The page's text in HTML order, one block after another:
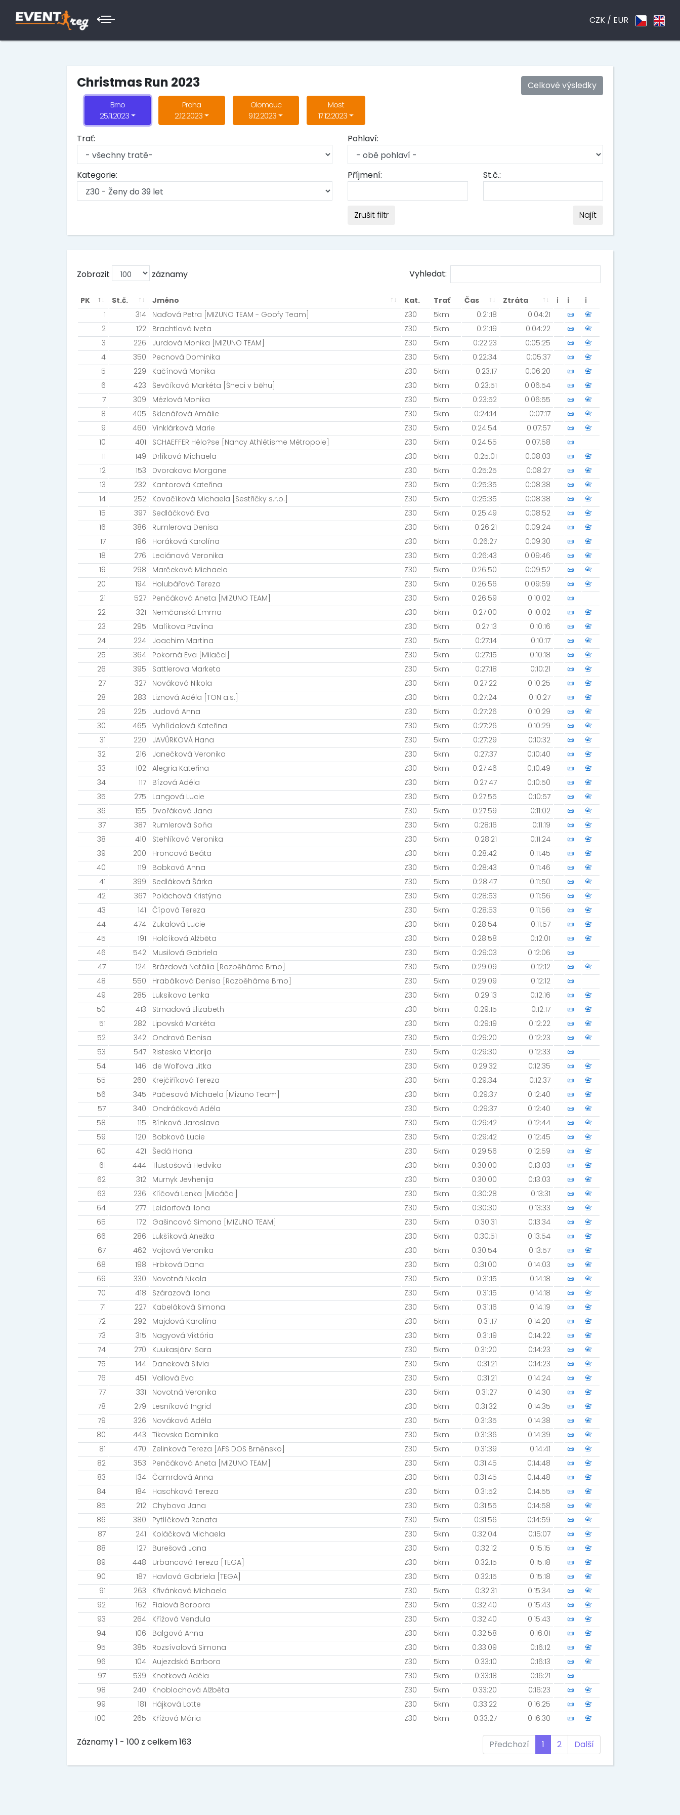
CZK / EUR
Celkové výsledky
Christmas Run 2023
Brno
25.11.2023
Praha
2.12.2023
Olomouc
9.12.2023
Most
17.12.2023
Trať: Pohlaví:
Kategorie: Příjmení: St.č.:
Zrušit filtr Najít
Zobrazit záznamy Vyhledat:
PK St.č. Jméno Kat. Trať Čas Ztráta ℹ ℹ
ℹ
1
314 Naďová Petra [MIZUNO TEAM - Goofy Team] Z30 5km 0:21:18 0:04:21 📜
📇
2
122 Brachtlová Iveta Z30 5km 0:21:19 0:04:22 📜
📇
3
226 Jurdová Monika [MIZUNO TEAM] Z30 5km 0:22:23 0:05:25 📜
📇
4
350 Pecnová Dominika Z30 5km 0:22:34 0:05:37 📜
📇
5
229 Kačínová Monika Z30 5km 0:23:17 0:06:20 📜
📇
6
423 Ševčíková Markéta [Šneci v běhu] Z30 5km 0:23:51 0:06:54 📜
📇
7
309 Mézlová Monika Z30 5km 0:23:52 0:06:55 📜
📇
8
405 Sklenářová Amálie Z30 5km 0:24:14 0:07:17 📜
📇
9
460 Vinklárková Marie Z30 5km 0:24:54 0:07:57 📜
📇
10
401 SCHAEFFER Hélo?se [Nancy Athlétisme Métropole] Z30 5km 0:24:55 0:07:58
📜
11
149 Drlíková Michaela Z30 5km 0:25:01 0:08:03 📜
📇
12
153 Dvorakova Morgane Z30 5km 0:25:25 0:08:27 📜
📇
13
232 Kantorová Kateřina Z30 5km 0:25:35 0:08:38 📜
📇
14
252 Kovačíková Michaela [Sestřičky s.r.o.] Z30 5km 0:25:35 0:08:38 📜
📇
15
397 Sedláčková Eva Z30 5km 0:25:49 0:08:52 📜
📇
16
386 Rumlerova Denisa Z30 5km 0:26:21 0:09:24 📜
📇
17
196 Horáková Karolína Z30 5km 0:26:27 0:09:30 📜
📇
18
276 Leciánová Veronika Z30 5km 0:26:43 0:09:46 📜
📇
19
298 Marčeková Michaela Z30 5km 0:26:50 0:09:52 📜
📇
20
194 Holubářová Tereza Z30 5km 0:26:56 0:09:59 📜
📇
21
527 Penčáková Aneta [MIZUNO TEAM] Z30 5km 0:26:59 0:10:02
📜
22
321 Nemčanská Emma Z30 5km 0:27:00 0:10:02 📜
📇
23
295 Malíkova Pavlina Z30 5km 0:27:13 0:10:16 📜
📇
24
224 Joachim Martina Z30 5km 0:27:14 0:10:17 📜
📇
25
364 Pokorná Eva [Milačci] Z30 5km 0:27:15 0:10:18 📜
📇
26
395 Sattlerova Marketa Z30 5km 0:27:18 0:10:21 📜
📇
27
327 Nováková Nikola Z30 5km 0:27:22 0:10:25 📜
📇
28
283 Liznová Adéla [TON a.s.] Z30 5km 0:27:24 0:10:27 📜
📇
29
225 Judová Anna Z30 5km 0:27:26 0:10:29 📜
📇
30
465 Vyhlídalová Kateřina Z30 5km 0:27:26 0:10:29 📜
📇
31
220 JAVŮRKOVÁ Hana Z30 5km 0:27:29 0:10:32 📜
📇
32
216 Janečková Veronika Z30 5km 0:27:37 0:10:40 📜
📇
33
102 Alegria Kateřina Z30 5km 0:27:46 0:10:49 📜
📇
34
117 Bízová Adéla Z30 5km 0:27:47 0:10:50 📜
📇
35
275 Langová Lucie Z30 5km 0:27:55 0:10:57 📜
📇
36
155 Dvořáková Jana Z30 5km 0:27:59 0:11:02 📜
📇
37
387 Rumlerová Soňa Z30 5km 0:28:16 0:11:19 📜
📇
38
410 Stehlíková Veronika Z30 5km 0:28:21 0:11:24 📜
📇
39
200 Hroncová Beáta Z30 5km 0:28:42 0:11:45 📜
📇
40
119 Bobková Anna Z30 5km 0:28:43 0:11:46 📜
📇
41
399 Sedláková Šárka Z30 5km 0:28:47 0:11:50 📜
📇
42
367 Poláchová Kristýna Z30 5km 0:28:53 0:11:56 📜
📇
43
141 Čípová Tereza Z30 5km 0:28:53 0:11:56 📜
📇
44
474 Zukalová Lucie Z30 5km 0:28:54 0:11:57 📜
📇
45
191 Holčíková Alžběta Z30 5km 0:28:58 0:12:01 📜
📇
46
542 Musilová Gabriela Z30 5km 0:29:03 0:12:06
📜
47
124 Brázdová Natália [Rozběháme Brno] Z30 5km 0:29:09 0:12:12 📜
📇
48
550 Hrabálková Denisa [Rozběháme Brno] Z30 5km 0:29:09 0:12:12
📜
49
285 Luksikova Lenka Z30 5km 0:29:13 0:12:16 📜
📇
50
413 Strnadová Elizabeth Z30 5km 0:29:15 0:12:17 📜
📇
51
282 Lipovská Markéta Z30 5km 0:29:19 0:12:22 📜
📇
52
342 Ondrová Denisa Z30 5km 0:29:20 0:12:23 📜
📇
53
547 Risteska Viktorija Z30 5km 0:29:30 0:12:33
📜
54
146 de Wolfova Jitka Z30 5km 0:29:32 0:12:35 📜
📇
55
260 Krejčiříková Tereza Z30 5km 0:29:34 0:12:37 📜
📇
56
345 Pačesová Michaela [Mizuno Team] Z30 5km 0:29:37 0:12:40 📜
📇
57
340 Ondráčková Adéla Z30 5km 0:29:37 0:12:40 📜
📇
58
115 Bínková Jaroslava Z30 5km 0:29:42 0:12:44 📜
📇
59
120 Bobková Lucie Z30 5km 0:29:42 0:12:45 📜
📇
60
421 Šedá Hana Z30 5km 0:29:56 0:12:59 📜
📇
61
444 Tlustošová Hedvika Z30 5km 0:30:00 0:13:03 📜
📇
62
312 Murnyk Jevhenija Z30 5km 0:30:00 0:13:03 📜
📇
63
236 Klíčová Lenka [Micáčci] Z30 5km 0:30:28 0:13:31 📜
📇
64
277 Leidorfová Ilona Z30 5km 0:30:30 0:13:33 📜
📇
65
172 Gašincová Simona [MIZUNO TEAM] Z30 5km 0:30:31 0:13:34 📜
📇
66
286 Lukšíková Anežka Z30 5km 0:30:51 0:13:54 📜
📇
67
462 Vojtová Veronika Z30 5km 0:30:54 0:13:57 📜
📇
68
198 Hrbková Dana Z30 5km 0:31:00 0:14:03 📜
📇
69
330 Novotná Nikola Z30 5km 0:31:15 0:14:18 📜
📇
70
418 Szárazová Ilona Z30 5km 0:31:15 0:14:18 📜
📇
71
227 Kabeláková Simona Z30 5km 0:31:16 0:14:19 📜
📇
72
292 Majdová Karolína Z30 5km 0:31:17 0:14:20 📜
📇
73
315 Nagyová Viktória Z30 5km 0:31:19 0:14:22 📜
📇
74
270 Kuukasjärvi Sara Z30 5km 0:31:20 0:14:23 📜
📇
75
144 Daneková Silvia Z30 5km 0:31:21 0:14:23 📜
📇
76
451 Vallová Eva Z30 5km 0:31:21 0:14:24 📜
📇
77
331 Novotná Veronika Z30 5km 0:31:27 0:14:30 📜
📇
78
279 Lesníková Ingrid Z30 5km 0:31:32 0:14:35 📜
📇
79
326 Nováková Adéla Z30 5km 0:31:35 0:14:38 📜
📇
80
443 Tikovska Dominika Z30 5km 0:31:36 0:14:39 📜
📇
81
470 Zelinková Tereza [AFS DOS Brněnsko] Z30 5km 0:31:39 0:14:41 📜
📇
82
353 Penčáková Aneta [MIZUNO TEAM] Z30 5km 0:31:45 0:14:48 📜
📇
83
134 Čamrdová Anna Z30 5km 0:31:45 0:14:48 📜
📇
84
184 Haschková Tereza Z30 5km 0:31:52 0:14:55 📜
📇
85
212 Chybova Jana Z30 5km 0:31:55 0:14:58 📜
📇
86
380 Pytlíčková Renata Z30 5km 0:31:56 0:14:59 📜
📇
87
241 Koláčková Michaela Z30 5km 0:32:04 0:15:07 📜
📇
88
127 Burešová Jana Z30 5km 0:32:12 0:15:15 📜
📇
89
448 Urbancová Tereza [TEGA] Z30 5km 0:32:15 0:15:18 📜
📇
90
187 Havlová Gabriela [TEGA] Z30 5km 0:32:15 0:15:18 📜
📇
91
263 Křivánková Michaela Z30 5km 0:32:31 0:15:34 📜
📇
92
162 Fialová Barbora Z30 5km 0:32:40 0:15:43 📜
📇
93
264 Křížová Vendula Z30 5km 0:32:40 0:15:43 📜
📇
94
106 Balgová Anna Z30 5km 0:32:58 0:16:01 📜
📇
95
385 Rozsívalová Simona Z30 5km 0:33:09 0:16:12 📜
📇
96
104 Aujezdská Barbora Z30 5km 0:33:10 0:16:13 📜
📇
97
539 Knotková Adéla Z30 5km 0:33:18 0:16:21
📜
98
240 Knoblochová Alžběta Z30 5km 0:33:20 0:16:23 📜
📇
99
181 Hájková Lotte Z30 5km 0:33:22 0:16:25 📜
📇
100
265 Křížová Mária Z30 5km 0:33:27 0:16:30 📜 📇
Záznamy 1 - 100 z celkem 163 Předchozí 1 2 Další